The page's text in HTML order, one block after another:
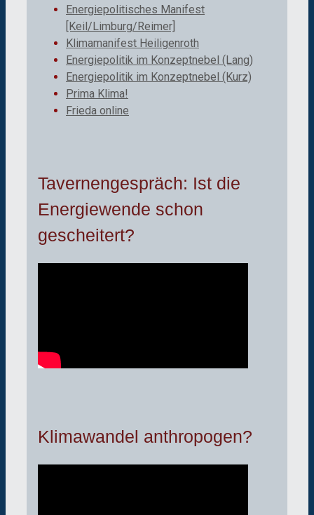
Energiepolitisches Manifest
[Keil/Limburg/Reimer]
Klimamanifest Heiligenroth
Energiepolitik im Konzeptnebel (Lang)
Energiepolitik im Konzeptnebel (Kurz)
Prima Klima!
Frieda online
Tavernengespräch: Ist die
Energiewende schon
gescheitert?
Klimawandel anthropogen?